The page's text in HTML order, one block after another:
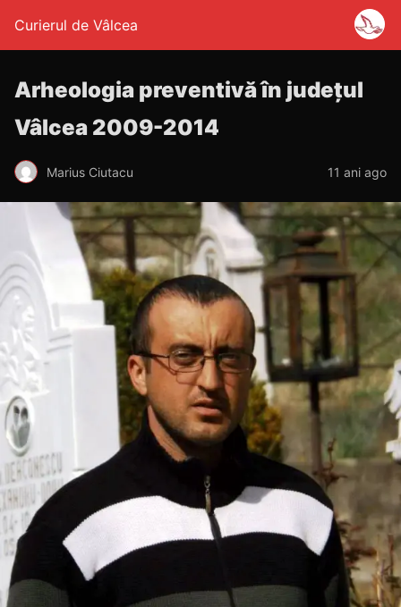
Curierul de Vâlcea
Arheologia preventivă în județul
Vâlcea 2009-2014
Marius Ciutacu 11 ani ago